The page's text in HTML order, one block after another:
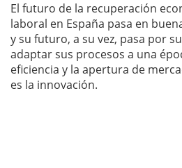
El futuro de la recuperación
laboral en España pasa en
y su futuro, a su vez, pasa por
adaptar sus procesos a una
eficiencia y la apertura de
es la innovación.